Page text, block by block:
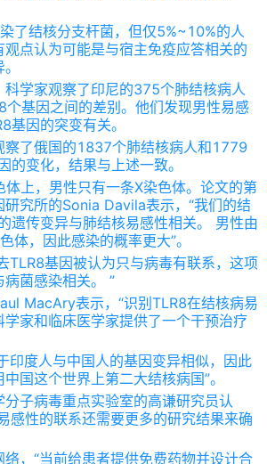
了结核分支杆菌，但仅5%~10%的人
点认为可能是与宿主免疫应答相关的
科学家观察了印尼的375个肺结核病人
基因之间的差别。他们发现男性易感
基因的突变有关。
察了俄国的1837个肺结核病人和1779
的变化，结果与上述一致。
体上，男性只有一条X染色体。论文的第
究所的Sonia Davila表示，“我们的结
遗传变异与肺结核易感性相关。 男性由
体，因此感染的概率更大”。
TLR8基因被认为只与病毒有联系，这项
菌感染相关。 ”
MacAry表示，“识别TLR8在结核病易
家和临床医学家提供了一个干预治疗
印度人与中国人的基因变异相似，因此
国这个世界上第二大结核病国”。
子病毒重点实验室的高谦研究员认
感性的联系还需要更多的研究结果来确
，“当前给患者提供免费药物并设计合